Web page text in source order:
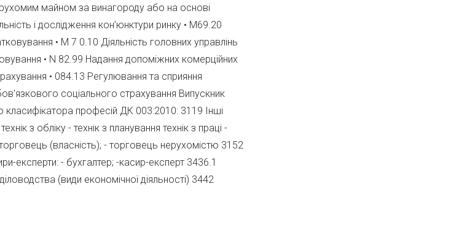
майном за винагороду або на основі
і дослідження кон’юнктури ринку • М69.20
• М 7 0.10 Діяльність головних управлінь
• N 82.99 Надання допоміжних комерційних
• 084.13 Регулювання та сприяння
соціального страхування Випускник
класифікатора професій ДК 003:2010: 3119 Інші
з обліку - технік з планування технік з праці -
(власність); - торговець нерухомістю 3152
експерти: - бухгалтер; -касир-експерт 3436.1
(види економічної діяльності) 3442